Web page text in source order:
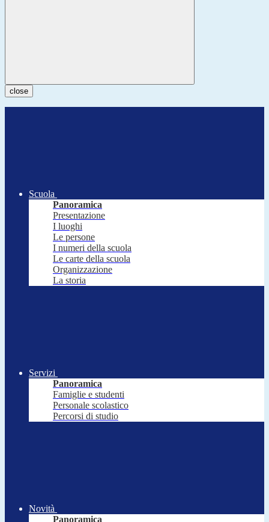
close
Scuola
Panoramica
Presentazione
I luoghi
Le persone
I numeri della scuola
Le carte della scuola
Organizzazione
La storia
Servizi
Panoramica
Famiglie e studenti
Personale scolastico
Percorsi di studio
Novità
Panoramica